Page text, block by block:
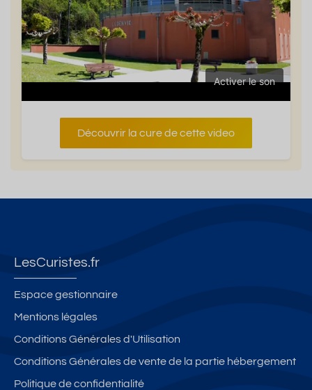
Activer le son
Découvrir la cure de cette video
LesCuristes.fr
Espace gestionnaire
Mentions légales
Conditions Générales d'Utilisation
Conditions Générales de vente de la partie hébergement
Politique de confidentialité